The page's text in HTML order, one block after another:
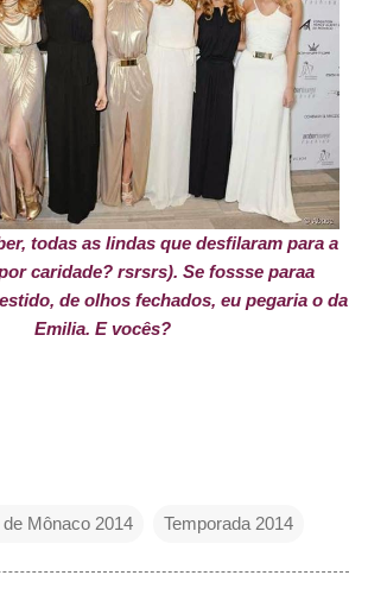
todas as lindas que desfilaram para a
caridade? rsrsrs). Se fossse paraa
de olhos fechados, eu pegaria o da
Emilia. E vocês?
Mônaco 2014 Temporada 2014